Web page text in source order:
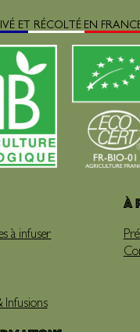
ET RÉCOLTÉ EN
à infuser
Infusions
À